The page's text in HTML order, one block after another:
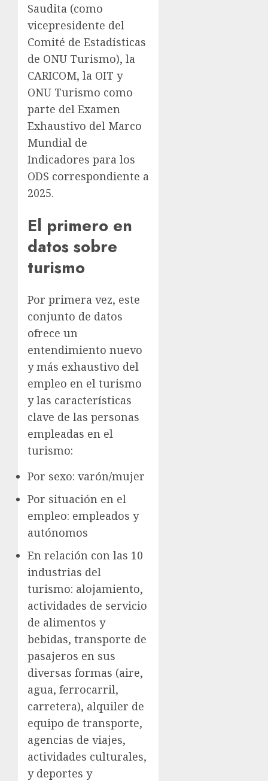
Saudita (como
vicepresidente del
Comité de Estadísticas
de ONU Turismo), la
CARICOM, la OIT y
ONU Turismo como
parte del Examen
Exhaustivo del Marco
Mundial de
Indicadores para los
ODS correspondiente a
2025.
El primero en
datos sobre
turismo
Por primera vez, este
conjunto de datos
ofrece un
entendimiento nuevo
y más exhaustivo del
empleo en el turismo
y las características
clave de las personas
empleadas en el
turismo:
Por sexo: varón/mujer
Por situación en el
empleo: empleados y
autónomos
En relación con las 10
industrias del
turismo: alojamiento,
actividades de servicio
de alimentos y
bebidas, transporte de
pasajeros en sus
diversas formas (aire,
agua, ferrocarril,
carretera), alquiler de
equipo de transporte,
agencias de viajes,
actividades culturales,
y deportes y